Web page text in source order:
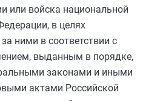
или войска национальной
в целях
ними в соответствии с
выданным в порядке,
законами и иными
актами Российской